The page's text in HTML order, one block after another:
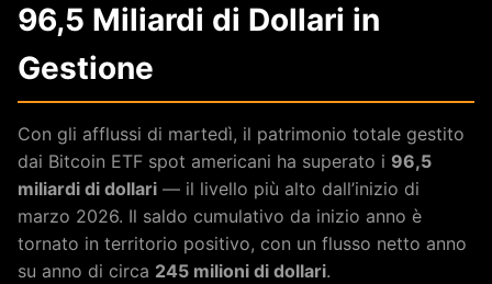
96,5 Miliardi di Dollari in
Gestione
Con gli afflussi di martedì, il patrimonio totale gestito
dai Bitcoin ETF spot americani ha superato i 96,5
miliardi di dollari — il livello più alto dall’inizio di
marzo 2026. Il saldo cumulativo da inizio anno è
tornato in territorio positivo, con un flusso netto anno
su anno di circa 245 milioni di dollari.